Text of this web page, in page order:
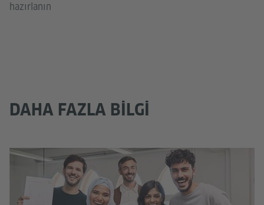
hazırlanın
DAHA FAZLA BILGI